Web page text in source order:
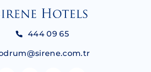
444 09 65